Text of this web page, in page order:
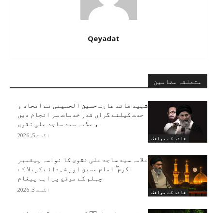
Qeyadat
متعلقہ مضامین
قائد کے مواقف
شہید قائد عارف حسین الحسینی نے اتحاد و
حدت کیلئے گراں قدر خدمات سر انجام دیں
، علامہ سید ساجد علی نقوی
اگست 5, 2026
قائد کے مواقف
علامہ سید ساجد علی نقوی کا نواسہ پیغمبر
اکرم ۖ امام حسین اور شہدائے کربلا کے
چہلم کے موقع پر اہم پیغام
اگست 3, 2026